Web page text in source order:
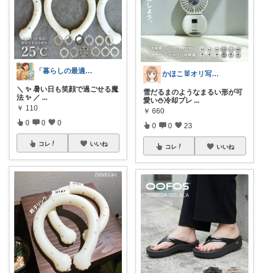
「暮らしの最適解」｜ガジェット専科
＼ ✨ 暑い日も笑顔で過ごせる魔
法 ✨ ／ ...
￥ 110
0 0 0
コレ いいね
かほこ🐰オリ写350枚以上
雪だるまのようなまるい形が可
愛い⛄冷却プレ ...
￥ 660
0 0 23
コレ いいね